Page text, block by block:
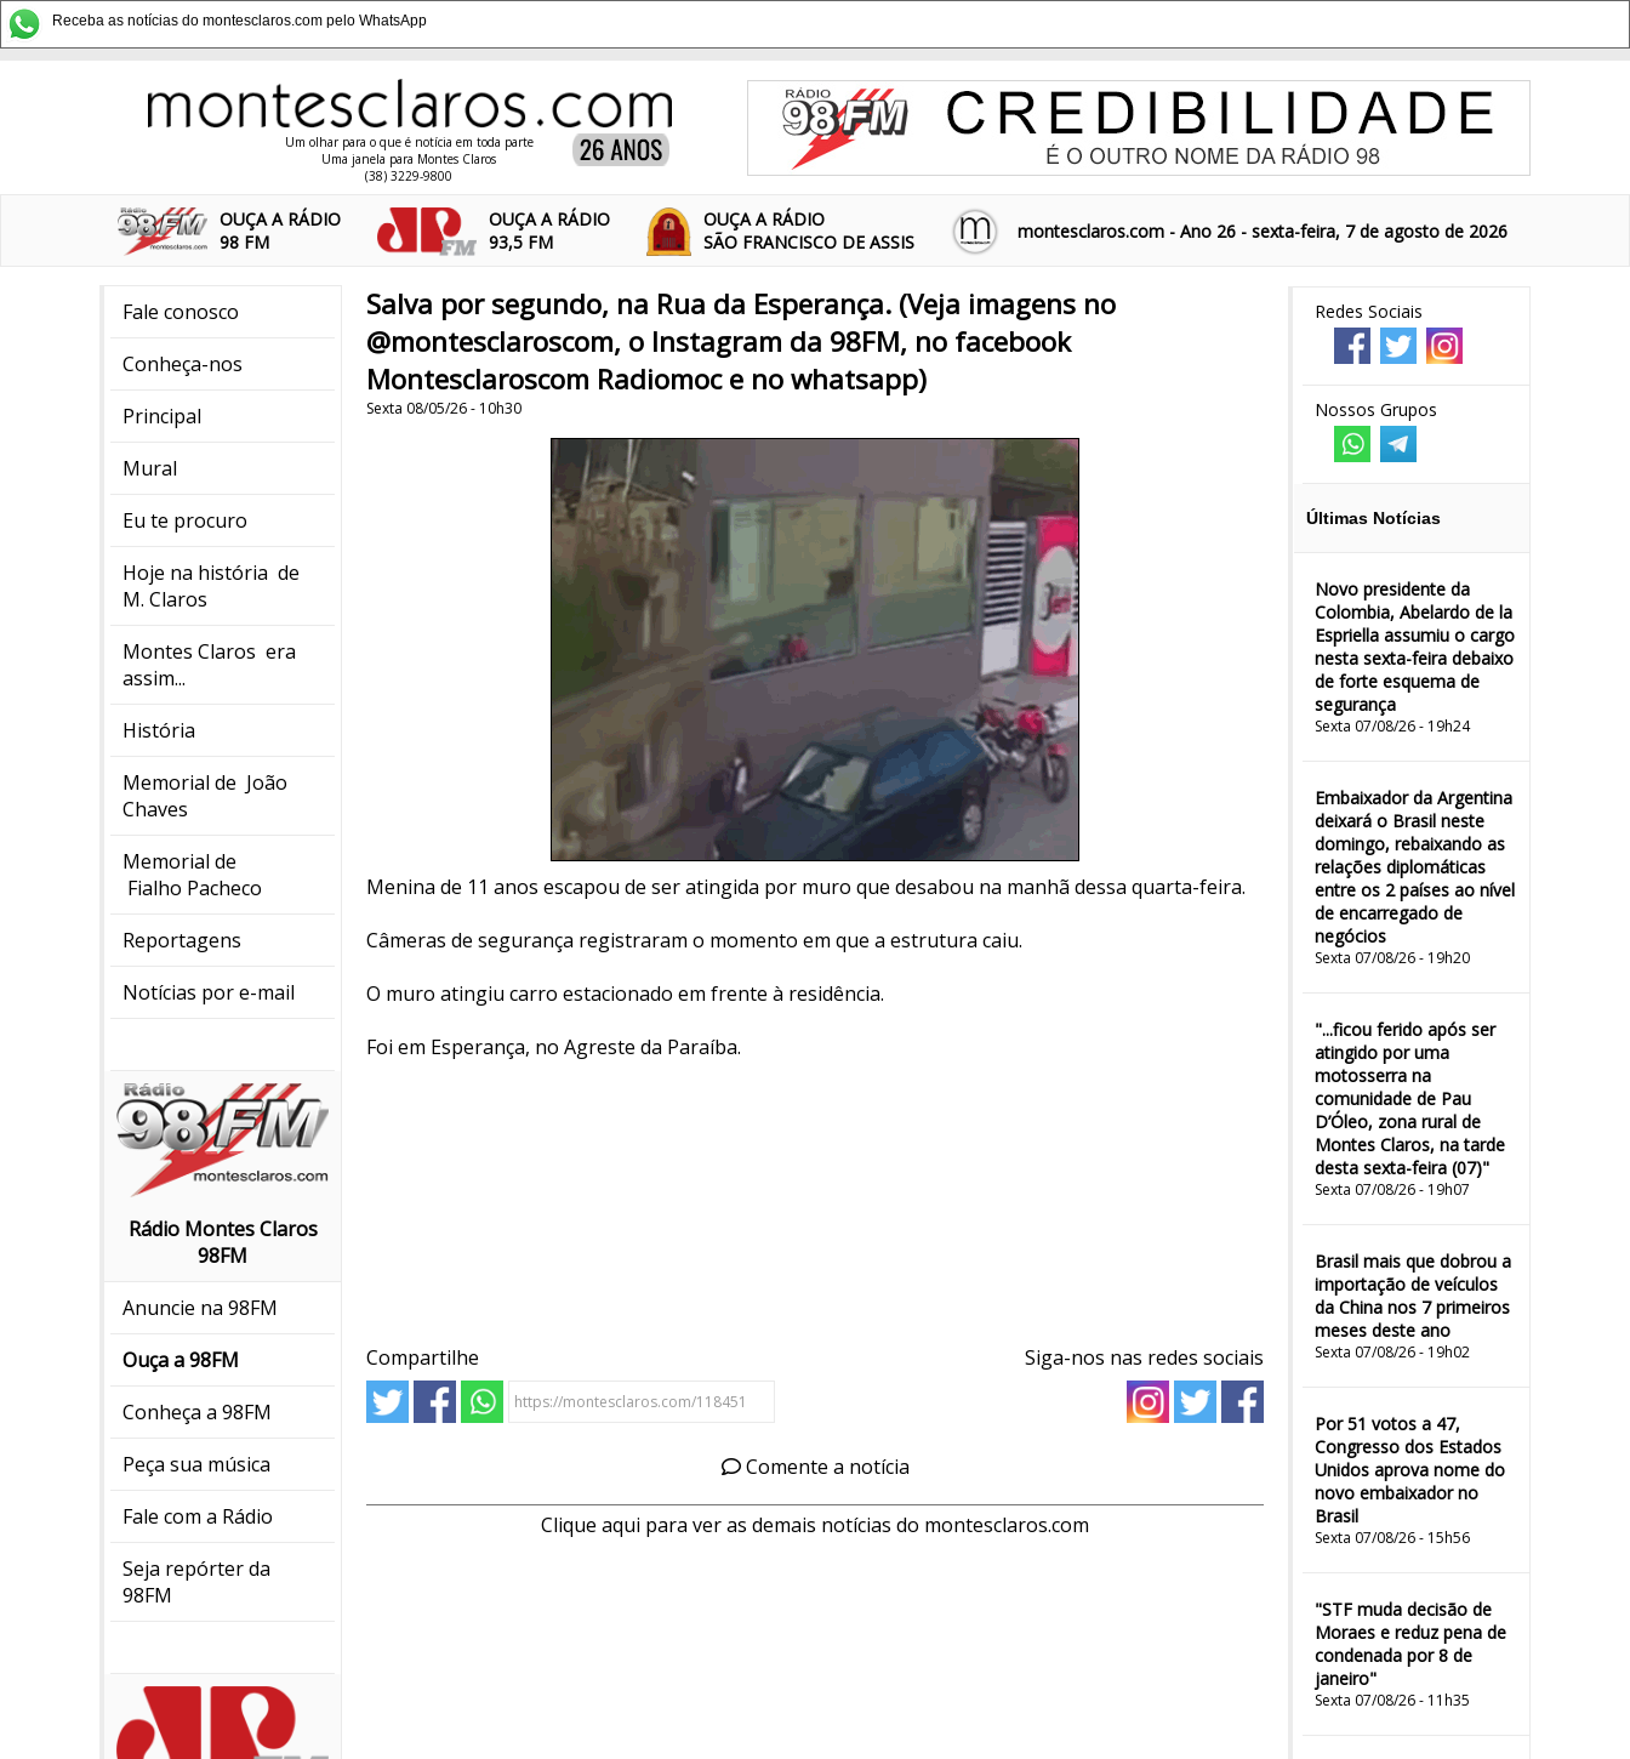
Receba as notícias do montesclaros.com pelo WhatsApp
Um olhar para o que é notícia em toda parte
Uma janela para Montes Claros
(38) 3229-9800
OUÇA A RÁDIO
98 FM
OUÇA A RÁDIO
93,5 FM
OUÇA A RÁDIO
SÃO FRANCISCO DE ASSIS
montesclaros.com - Ano 26 - sexta-feira, 7 de agosto de 2026
Fale conosco
Conheça-nos
Principal
Mural
Eu te procuro
Hoje na história de
M. Claros
Montes Claros era
assim...
História
Memorial de João
Chaves
Memorial de
Fialho Pacheco
Reportagens
Notícias por e-mail
Rádio Montes Claros
98FM
Anuncie na 98FM
Ouça a 98FM
Conheça a 98FM
Peça sua música
Fale com a Rádio
Seja repórter da
98FM
Redes Sociais
Nossos Grupos
Últimas Notícias
Novo presidente da
Colombia, Abelardo de la
Espriella assumiu o cargo
nesta sexta-feira debaixo
de forte esquema de
segurança
Sexta 07/08/26 - 19h24
Embaixador da Argentina
deixará o Brasil neste
domingo, rebaixando as
relações diplomáticas
entre os 2 países ao nível
de encarregado de
negócios
Sexta 07/08/26 - 19h20
"...ficou ferido após ser
atingido por uma
motosserra na
comunidade de Pau
D’Óleo, zona rural de
Montes Claros, na tarde
desta sexta-feira (07)"
Sexta 07/08/26 - 19h07
Brasil mais que dobrou a
importação de veículos
da China nos 7 primeiros
meses deste ano
Sexta 07/08/26 - 19h02
Por 51 votos a 47,
Congresso dos Estados
Unidos aprova nome do
novo embaixador no
Brasil
Sexta 07/08/26 - 15h56
"STF muda decisão de
Moraes e reduz pena de
condenada por 8 de
janeiro"
Sexta 07/08/26 - 11h35
Salva por segundo, na Rua da Esperança. (Veja imagens no
@montesclaroscom, o Instagram da 98FM, no facebook
Montesclaroscom Radiomoc e no whatsapp)
Sexta 08/05/26 - 10h30
Menina de 11 anos escapou de ser atingida por muro que desabou na manhã dessa quarta-feira.
Câmeras de segurança registraram o momento em que a estrutura caiu.
O muro atingiu carro estacionado em frente à residência.
Foi em Esperança, no Agreste da Paraíba.
Compartilhe Siga-nos nas redes sociais
Comente a notícia
Clique aqui para ver as demais notícias do montesclaros.com